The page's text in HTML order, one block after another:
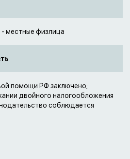
местные физлица
помощи РФ заключено;
двойного налогообложения
соблюдается